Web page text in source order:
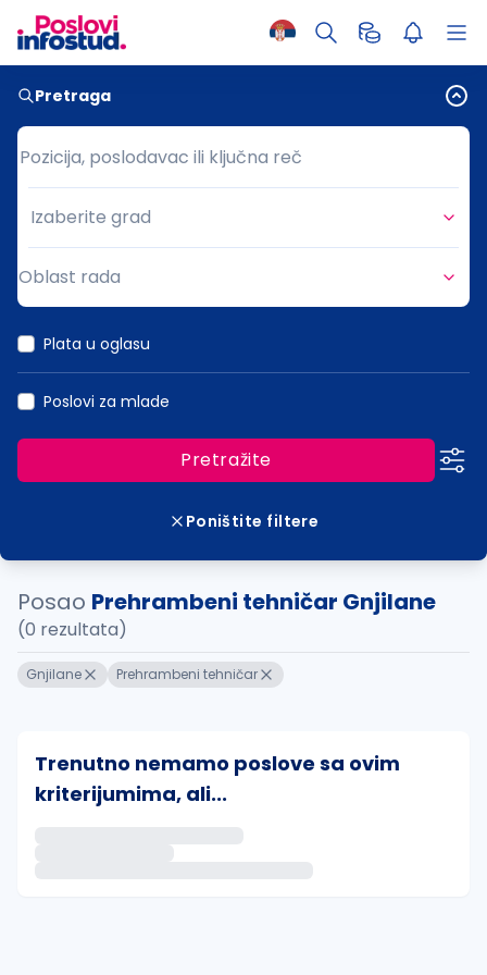
Pretraga
Pozicija, poslodavac ili ključna reč
Pozicija, poslodavac ili ključna reč
Grad
Izaberite grad
Oblast rada
Plata u oglasu
Poslovi za mlade
Pretražite
Poništite filtere
Posao Prehrambeni tehničar Gnjilane
(0 rezultata)
Gnjilane Prehrambeni tehničar
Trenutno nemamo poslove sa ovim
kriterijumima, ali...